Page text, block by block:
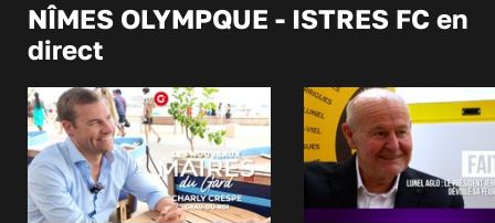
NÎMES OLYMPQUE - ISTRES FC en
direct